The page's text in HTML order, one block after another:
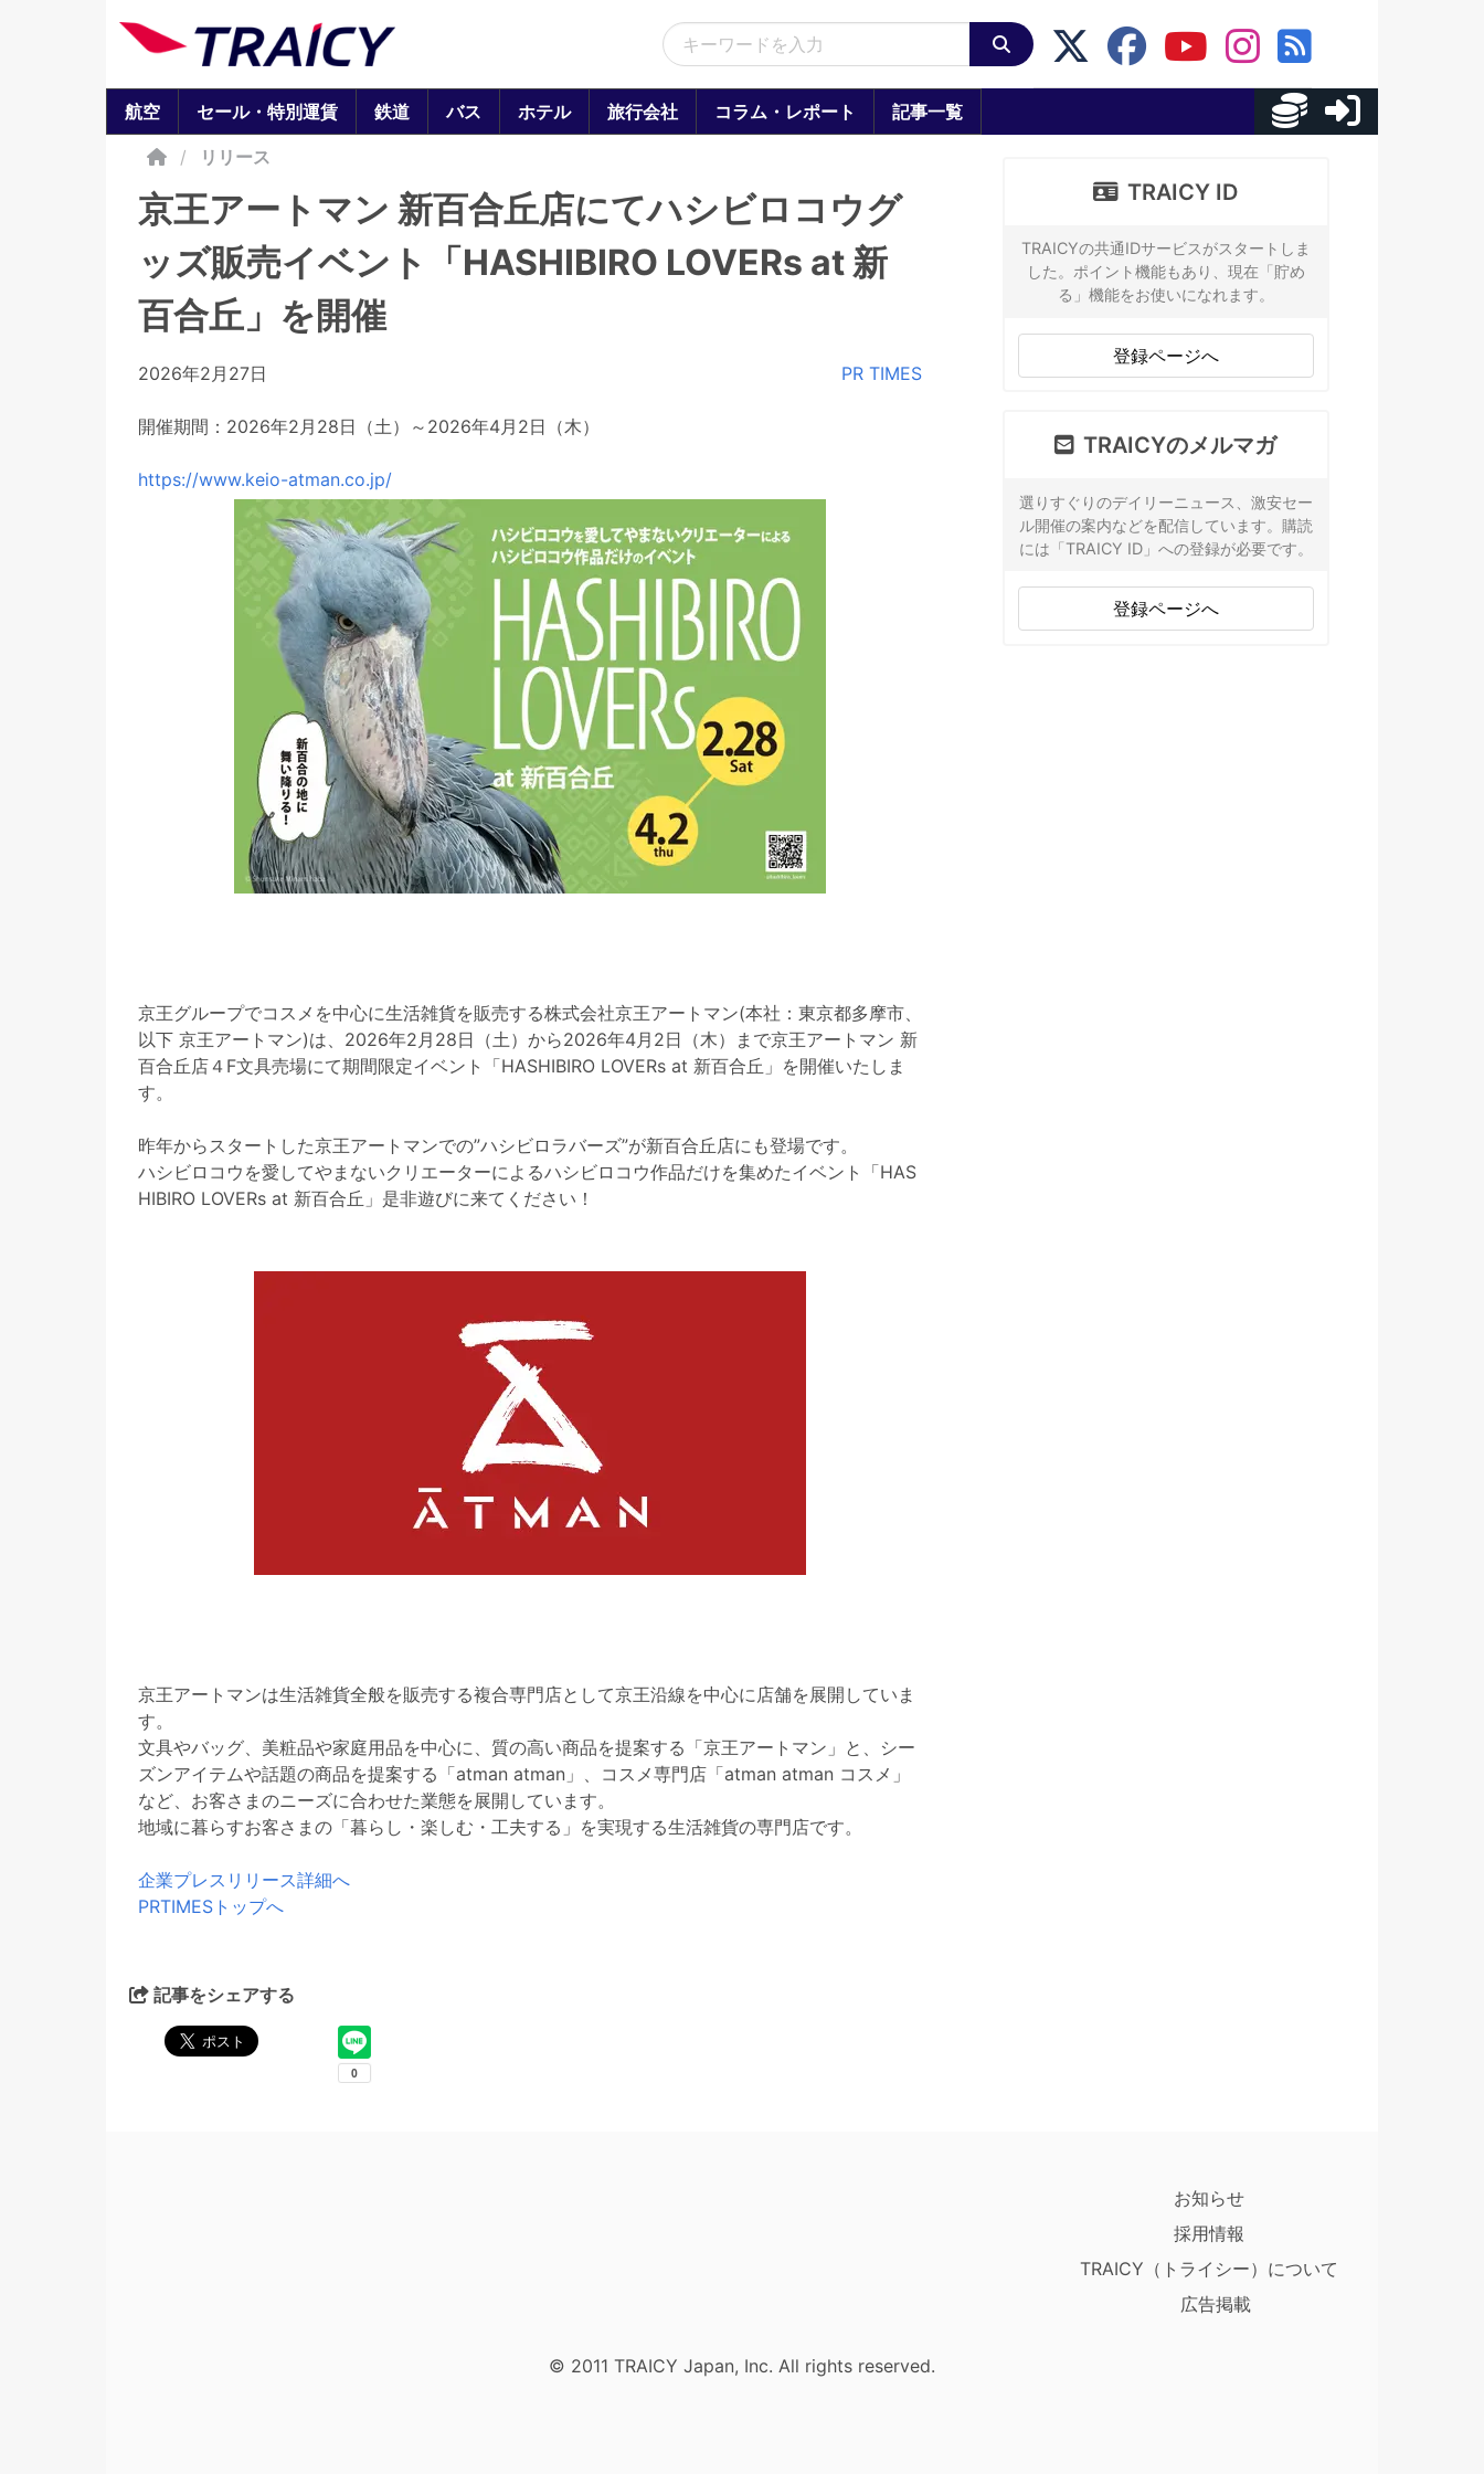
航空 セール・特別運賃 鉄道 バス ホテル 旅行会社 コラム・レポート 記事一覧
/ リリース
京王アートマン 新百合丘店にてハシビロコウグ
ッズ販売イベント「HASHIBIRO LOVERs at 新
百合丘」を開催
2026年2月27日 PR TIMES
開催期間：2026年2月28日（土）～2026年4月2日（木）
https://www.keio-atman.co.jp/
京王グループでコスメを中心に生活雑貨を販売する株式会社京王アートマン(本社：東京都多摩市、
以下 京王アートマン)は、2026年2月28日（土）から2026年4月2日（木）まで京王アートマン 新
百合丘店４F文具売場にて期間限定イベント「HASHIBIRO LOVERs at 新百合丘」を開催いたしま
す。
昨年からスタートした京王アートマンでの”ハシビロラバーズ”が新百合丘店にも登場です。
ハシビロコウを愛してやまないクリエーターによるハシビロコウ作品だけを集めたイベント「HAS
HIBIRO LOVERs at 新百合丘」是非遊びに来てください！
京王アートマンは生活雑貨全般を販売する複合専門店として京王沿線を中心に店舗を展開していま
す。
文具やバッグ、美粧品や家庭用品を中心に、質の高い商品を提案する「京王アートマン」と、シー
ズンアイテムや話題の商品を提案する「atman atman」、コスメ専門店「atman atman コスメ」
など、お客さまのニーズに合わせた業態を展開しています。
地域に暮らすお客さまの「暮らし・楽しむ・工夫する」を実現する生活雑貨の専門店です。
企業プレスリリース詳細へ
PRTIMESトップへ
記事をシェアする
TRAICY ID
TRAICYの共通IDサービスがスタートしま
した。ポイント機能もあり、現在「貯め
る」機能をお使いになれます。
登録ページへ
TRAICYのメルマガ
選りすぐりのデイリーニュース、激安セー
ル開催の案内などを配信しています。購読
には「TRAICY ID」への登録が必要です。
登録ページへ
お知らせ
採用情報
TRAICY（トライシー）について
広告掲載
© 2011 TRAICY Japan, Inc. All rights reserved.